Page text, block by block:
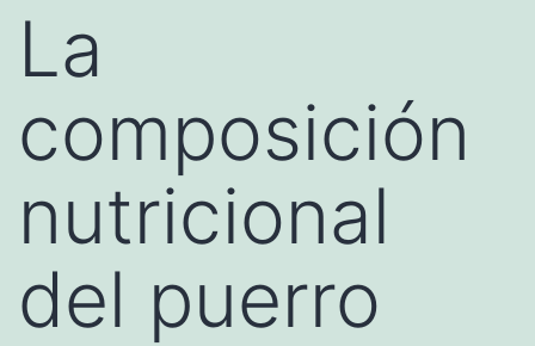
La
composición
nutricional
del puerro